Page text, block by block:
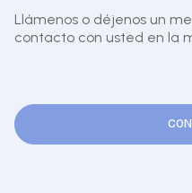
Llámenos o déjenos un
contacto con usted en la